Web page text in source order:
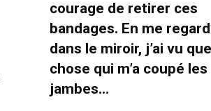
courage de retirer ces
bandages. En me
dans le miroir, j’ai vu
chose qui m’a coupé les
jambes…